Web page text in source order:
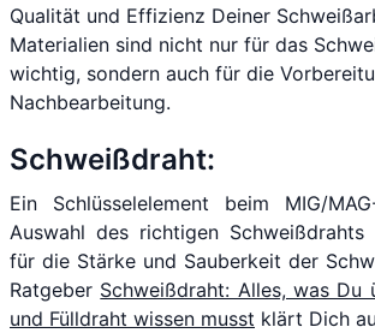
Qualität und Effizienz Deiner
Materialien sind nicht nur für das
wichtig, sondern auch für die
Nachbearbeitung.
Schweißdraht:
Ein Schlüsselelement beim MIG/
Auswahl des richtigen Schweißdrahts
für die Stärke und Sauberkeit der
Ratgeber Schweißdraht: Alles, was Du
und Fülldraht wissen musst klärt Dich